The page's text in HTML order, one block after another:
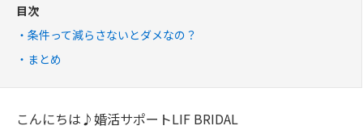
目次
条件って減らさないとダメなの？
まとめ
こんにちは♪婚活サポートLIF BRIDAL